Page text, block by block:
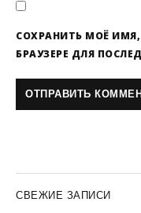
СОХРАНИТЬ МОЁ ИМЯ,
БРАУЗЕРЕ ДЛЯ
СВЕЖИЕ ЗАПИСИ